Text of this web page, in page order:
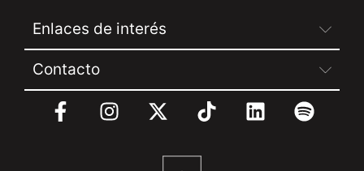
Enlaces de interés
Contacto